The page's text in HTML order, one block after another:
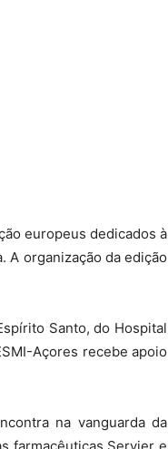
europeus dedicados à
A organização da edição
Santo, do Hospital
Açores recebe apoio
na vanguarda da
farmacêuticas Servier e